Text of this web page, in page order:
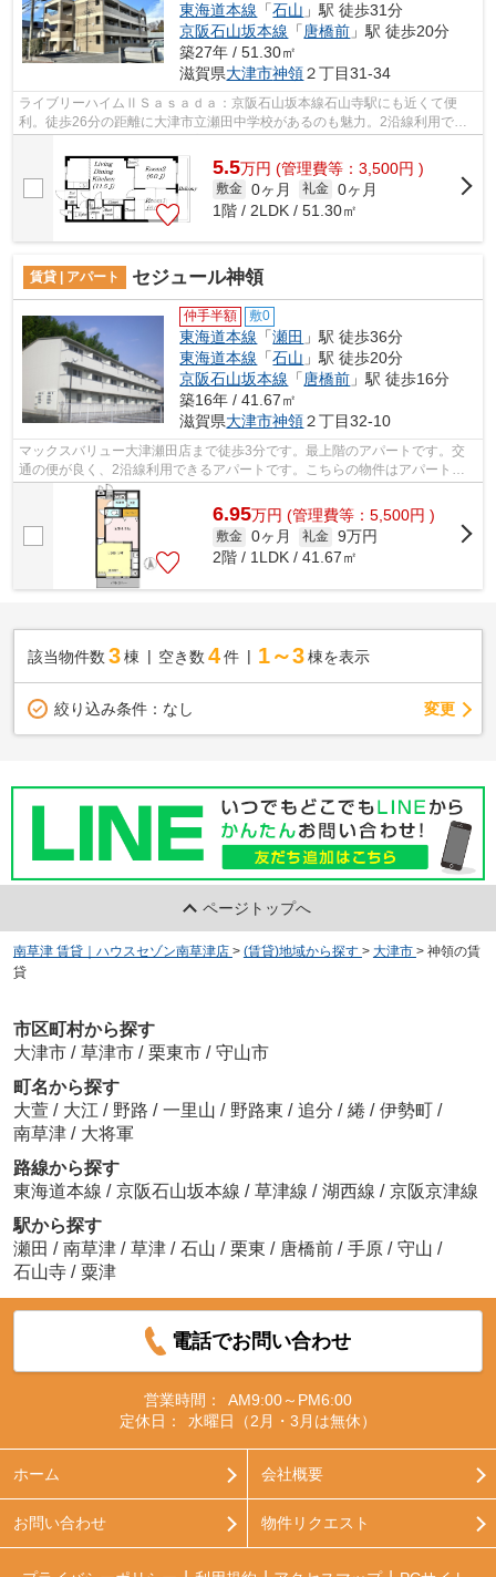
東海道本線 「石山 」駅 徒歩31分
京阪石山坂本線 「 唐橋前 」駅 徒歩20分
築27年 / 51.30㎡
滋賀県大津市神領２丁目31-34
ライブリーハイムⅡＳａｓａｄａ：京阪石山坂本線石山寺駅にも近くて便
利。徒歩26分の距離に大津市立瀬田中学校があるのも魅力。2沿線利用でき
5.5万円 (管理費等：3,500円 )
敷金 0ヶ月 礼金 0ヶ月
1階 / 2LDK / 51.30㎡
賃貸 | アパート セジュール神領
仲手半額 敷0
東海道本線 「瀬田 」駅 徒歩36分
東海道本線 「石山 」駅 徒歩20分
京阪石山坂本線 「 唐橋前 」駅 徒歩16分
築16年 / 41.67㎡
滋賀県大津市神領２丁目32-10
マックスバリュー大津瀬田店まで徒歩3分です。最上階のアパートです。交
通の便が良く、2沿線利用できるアパートです。こちらの物件はアパートで
す。より多くの不動産情報をお求めなら...
6.95万円 (管理費等：5,500円 )
敷金 0ヶ月 礼金 9万円
2階 / 1LDK / 41.67㎡
該当物件数 3棟 空き数 4 件 1～3 棟を表示
絞り込み条件： なし 変更
ページトップへ
南草津 賃貸｜ハウスセゾン南草津店 > (賃貸)地域から探す > 大津市 > 神領の賃
貸
市区町村から探す
大津市 / 草津市 / 栗東市 / 守山市
町名から探す
大萱 / 大江 / 野路 / 一里山 / 野路東 / 追分 / 綣 / 伊勢町 /
南草津 / 大将軍
路線から探す
東海道本線 / 京阪石山坂本線 / 草津線 / 湖西線 / 京阪京津線
駅から探す
瀬田 / 南草津 / 草津 / 石山 / 栗東 / 唐橋前 / 手原 / 守山 /
石山寺 / 粟津
電話でお問い合わせ
営業時間：
AM9:00～PM6:00
定休日：
水曜日（2月・3月は無休）
ホーム 会社概要
お問い合わせ 物件リクエスト